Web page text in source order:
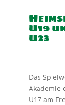
U19
U23
Das
Akademie
U17 am